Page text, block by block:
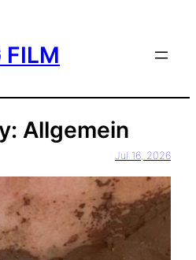
FILM
Allgemein
Jul 16, 2026